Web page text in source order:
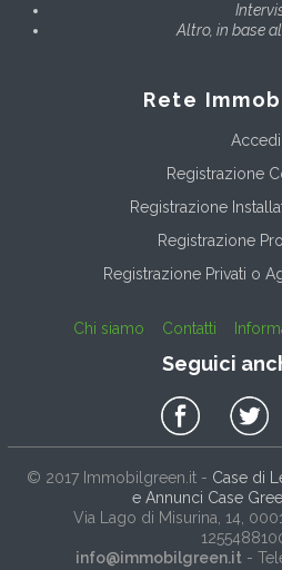
Altro, in base
Rete
Accedi
Registrazione
Registrazione
Registrazione
Registrazione Privati o
Chi siamo Contatti
Seguici
© 2017 Immobilgreen.it- Case di
e Annunci Case
Via Lago di Misurina, 14 ,
info@immobilgreen.it -